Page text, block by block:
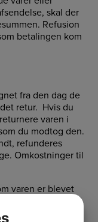
skal der
Refusion
betalingen kom
fra den dag de
retur. Hvis du
varen i
du modtog den.
refunderes
Omkostninger til
varen er blevet
ud over, hvad
butik. Hvis